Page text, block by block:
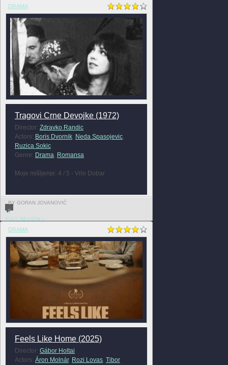
DRAMA
Tragovi Crne Devojke (1972)
Director: Zdravko Randic
Actors: Boris Dvornik, Neda Spasojevic,
Ruzica Sokic
Genre: Drama, Romansa
Moje mišljenje: 4 / 5 - Vrlo Dobar
BY GORAN JOVANOVIĆ
0
FULL REVIEW »
DRAMA
Feels Like Home (2025)
Director: Gábor Holtai
Actors: Áron Molnár, Rozi Lovas, Tibor